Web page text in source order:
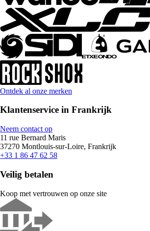
Ontdek al onze merken
Klantenservice in Frankrijk
Neem contact op
11 rue Bernard Maris
37270 Montlouis-sur-Loire, Frankrijk
+33 1 86 47 62 58
Veilig betalen
Koop met vertrouwen op onze site